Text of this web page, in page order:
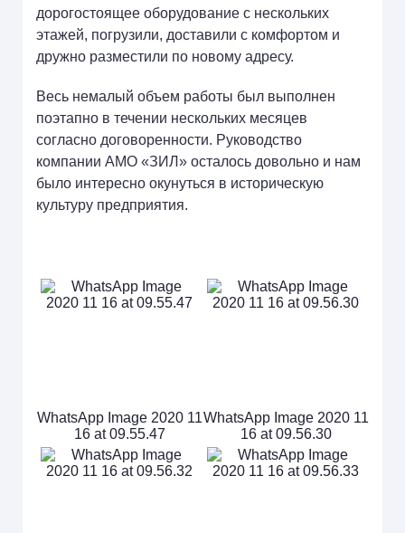
дорогостоящее оборудование с нескольких
этажей, погрузили, доставили с комфортом и
дружно разместили по новому адресу.
Весь немалый объем работы был выполнен
поэтапно в течении нескольких месяцев
согласно договоренности. Руководство
компании АМО «ЗИЛ» осталось довольно и нам
было интересно окунуться в историческую
культуру предприятия.
WhatsApp Image 2020 11
16 at 09.55.47
WhatsApp Image 2020 11
16 at 09.56.30